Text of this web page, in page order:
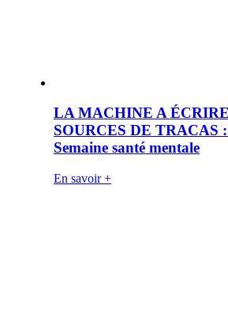
LA MACHINE A
SOURCES DE TRACAS
Semaine santé mentale
En savoir +